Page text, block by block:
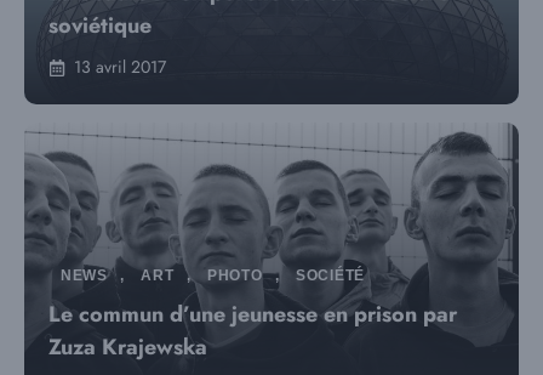
soviétique
13 avril 2017
NEWS , ART , PHOTO , SOCIÉTÉ
Le commun d’une jeunesse en prison par
Zuza Krajewska